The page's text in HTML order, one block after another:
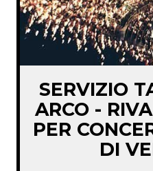
SERVIZIO
ARCO -
PER
DI